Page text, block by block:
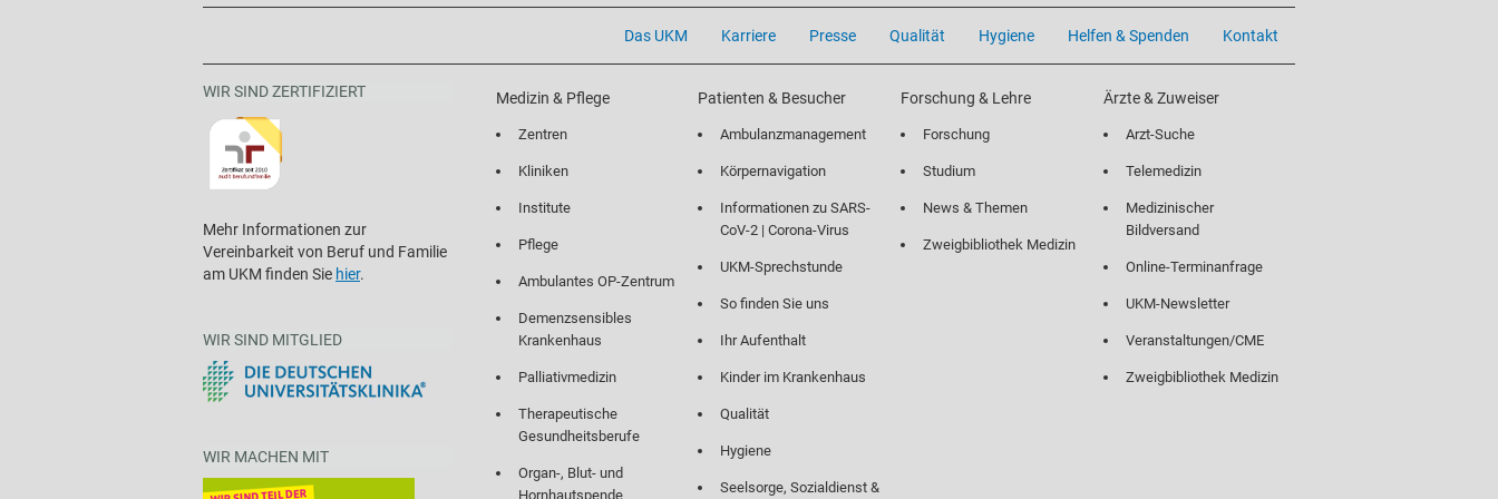
Das UKM Karriere Presse Qualität Hygiene Helfen & Spenden Kontakt
WIR SIND ZERTIFIZIERT
Mehr Informationen zur
Vereinbarkeit von Beruf und Familie
am UKM finden Sie hier.
WIR SIND MITGLIED
WIR MACHEN MIT
Medizin & Pflege
Zentren
Kliniken
Institute
Pflege
Ambulantes OP-Zentrum
Demenzsensibles
Krankenhaus
Palliativmedizin
Therapeutische
Gesundheitsberufe
Organ-, Blut- und
Hornhautspende
Patienten & Besucher
Ambulanzmanagement
Körpernavigation
Informationen zu SARS-
CoV-2 | Corona-Virus
UKM-Sprechstunde
So finden Sie uns
Ihr Aufenthalt
Kinder im Krankenhaus
Qualität
Hygiene
Seelsorge, Sozialdienst &
Forschung & Lehre
Forschung
Studium
News & Themen
Zweigbibliothek Medizin
Ärzte & Zuweiser
Arzt-Suche
Telemedizin
Medizinischer
Bildversand
Online-Terminanfrage
UKM-Newsletter
Veranstaltungen/CME
Zweigbibliothek Medizin